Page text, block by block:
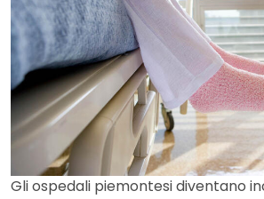
Gli ospedali piemontesi diventano